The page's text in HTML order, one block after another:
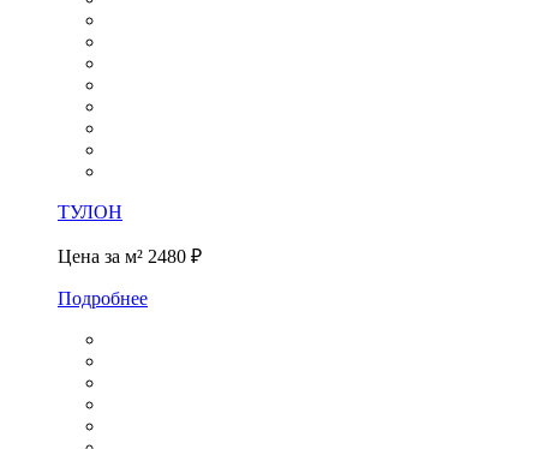
ТУЛОН
Цена за м² 2480 ₽
Подробнее